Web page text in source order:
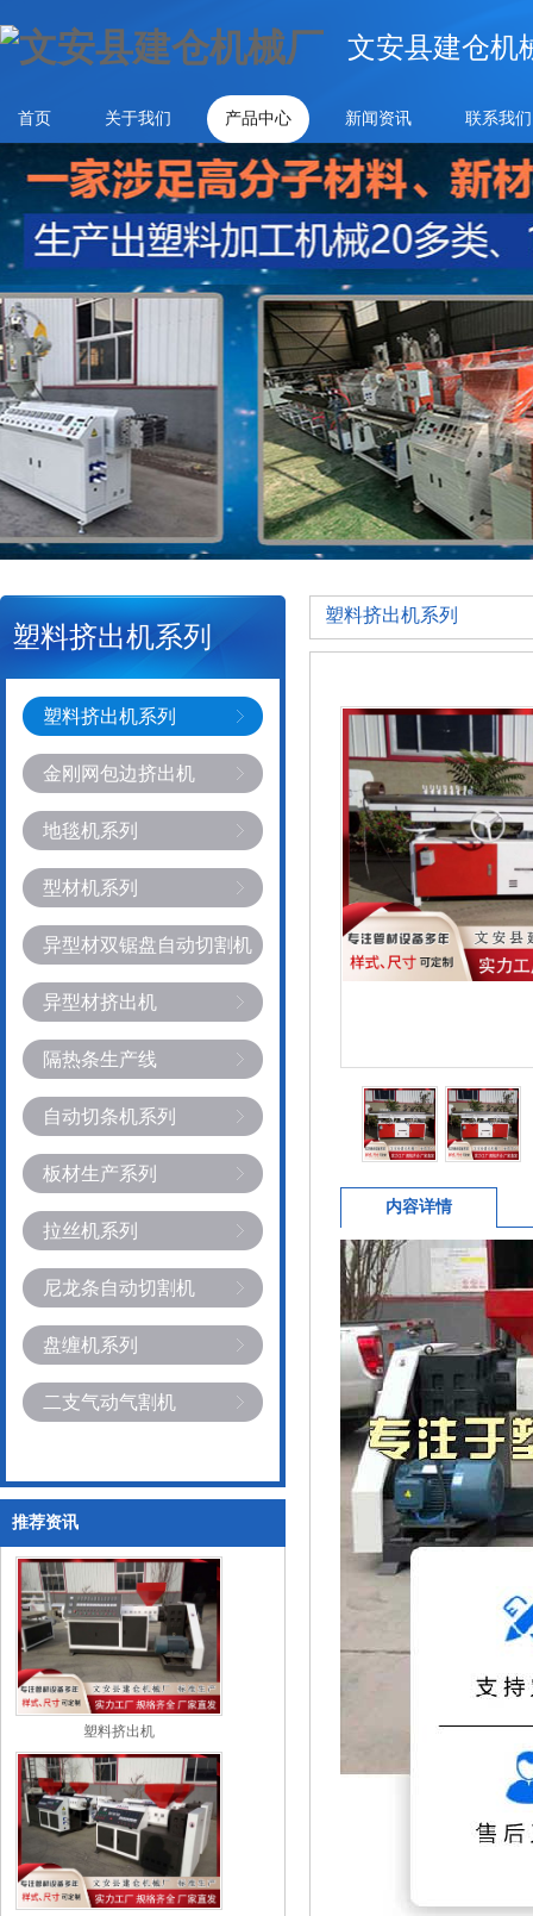
文安县建仓机
首页 关于我们 产品中心 新闻资讯 联系我们
塑料挤出机系列
塑料挤出机系列
金刚网包边挤出机
地毯机系列
型材机系列
异型材双锯盘自动切割机
异型材挤出机
隔热条生产线
自动切条机系列
板材生产系列
拉丝机系列
尼龙条自动切割机
盘缠机系列
二支气动气割机
推荐资讯
塑料挤出机
塑料挤出机系列
内容详情